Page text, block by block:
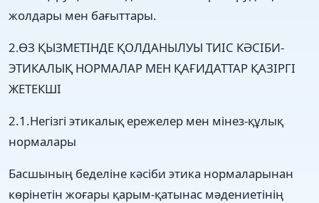
жолдары мен бағыттары.
2.ӨЗ ҚЫЗМЕТІНДЕ ҚОЛДАНЫЛУЫ ТИІС КӘСІБИ-
ЭТИКАЛЫҚ НОРМАЛАР МЕН ҚАҒИДАТТАР ҚАЗІРГІ
ЖЕТЕКШІ
2.1.Негізгі этикалық ережелер мен мінез-құлық
нормалары
Басшының беделіне кәсіби этика нормаларынан
көрінетін жоғары қарым-қатынас мәдениетінің